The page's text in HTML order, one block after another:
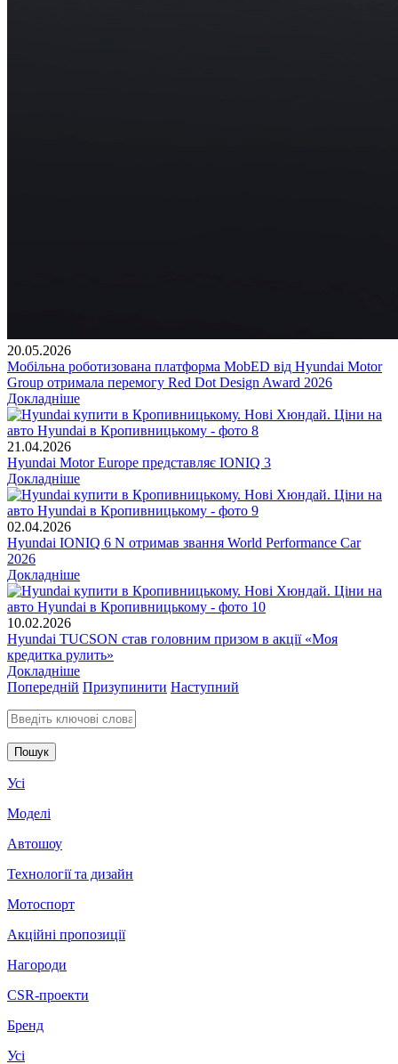
20.05.2026
Мобільна роботизована платформа MobED від Hyundai Motor
Group отримала перемогу Red Dot Design Award 2026
Докладніше
21.04.2026
Hyundai Motor Europe представляє IONIQ 3
Докладніше
02.04.2026
Hyundai IONIQ 6 N отримав звання World Performance Car
2026
Докладніше
10.02.2026
Hyundai TUCSON став головним призом в акції «Моя
кредитка рулить»
Докладніше
Попередній Призупинити Наступний
Введіть ключові слова для пошуку
Усі
Моделі
Автошоу
Технології та дизайн
Мотоспорт
Акційні пропозиції
Нагороди
CSR-проекти
Бренд
Усі